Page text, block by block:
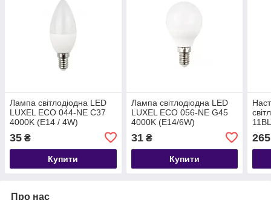
Лампа світлодіодна LED
LUXEL ECO 044-NE C37
4000K (E14 / 4W)
35 ₴
Купити
Лампа світлодіодна LED
LUXEL ECO 056-NE G45
4000K (E14/6W)
31₴
Купити
265
Про нас